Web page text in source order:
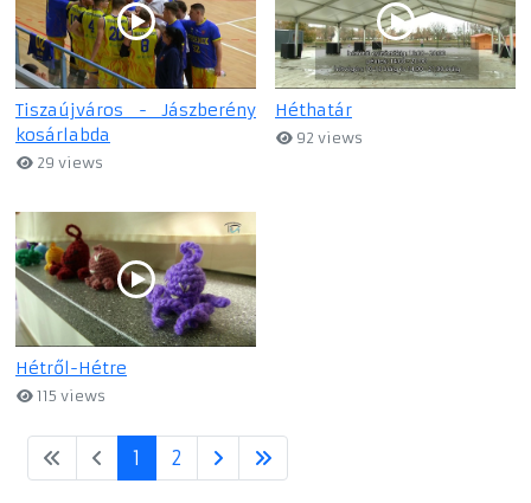
Tiszaújváros - Jászberény
kosárlabda
29 views
Héthatár
92 views
Hétről-Hétre
115 views
1 2